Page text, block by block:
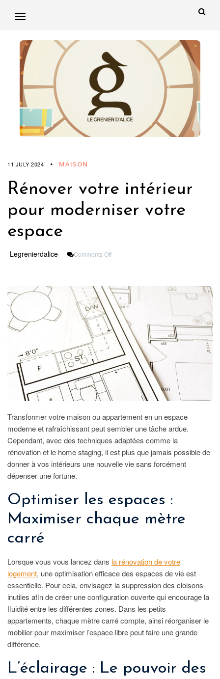
11 JULY 2024 MAISON
Rénover votre intérieur
pour moderniser votre
espace
Legrenierdalice Comments OffOn
Pour
Moderniser
Votre
Espace
Transformer votre maison ou appartement en un espace
moderne et rafraîchissant peut sembler une tâche ardue.
Cependant, avec des techniques adaptées comme la
rénovation et le home staging, il est plus que jamais possible de
donner à vos intérieurs une nouvelle vie sans forcément
dépenser une fortune.
Optimiser les espaces :
Maximiser chaque mètre
carré
Lorsque vous vous lancez dans la rénovation de votre
logement, une optimisation efficace des espaces de vie est
essentielle. Pour cela, envisagez la suppression des cloisons
inutiles afin de créer une configuration ouverte qui encourage la
fluidité entre les différentes zones. Dans les petits
appartements, chaque mètre carré compte, ainsi réorganiser le
mobilier pour maximiser l’espace libre peut faire une grande
différence.
L’éclairage : Le pouvoir des